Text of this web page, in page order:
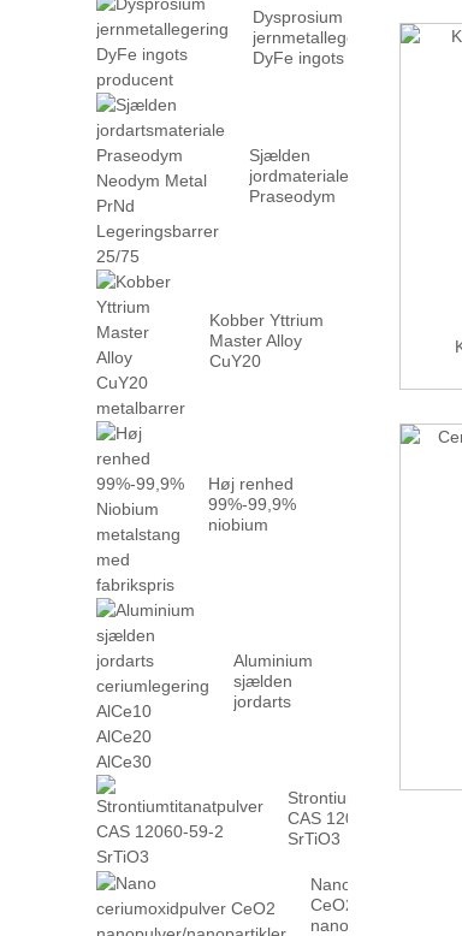
Dysprosium
jernmetallegering
DyFe ingots
Sjælden
jordmateriale
Praseodym
Kobber Yttrium
Master Alloy
CuY20
Høj renhed
99%-99,9%
niobium
Aluminium
sjælden
jordarts
Strontiumtitanatpulver
CAS 12060-59-2
SrTiO3
Nano
CeO2
nanopulver/